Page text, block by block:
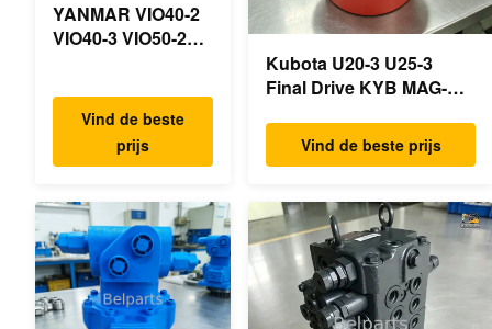
YANMAR VIO40-2
VIO40-3 VIO50-2
Hoofdhydraulische
pomp OEM
PSVD2-17E B0600-
16017
Minigraafmachine
Vind de beste
prijs
Kubota U20-3 U25-3
Final Drive KYB MAG-
Reismotor B0240-18076
RB511-61290 RB559-
mini-
graafmachineonderdelen
Vind de beste prijs